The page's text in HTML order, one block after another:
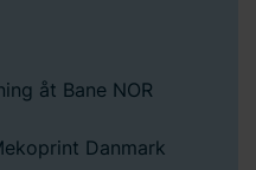
åt Bane NOR
Danmark